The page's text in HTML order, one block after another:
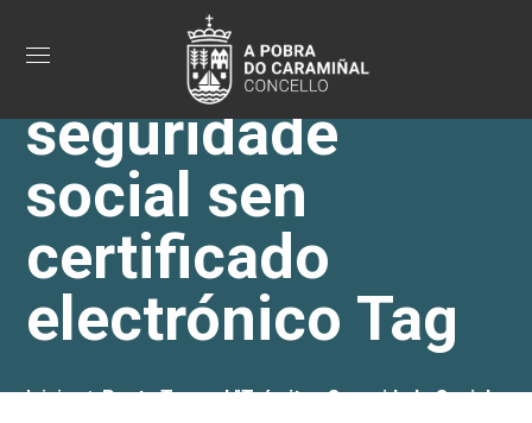
trámites
seguridade
social sen
certificado
electrónico Tag
Inicio
Posts Tagged "trámites Seguridade Social